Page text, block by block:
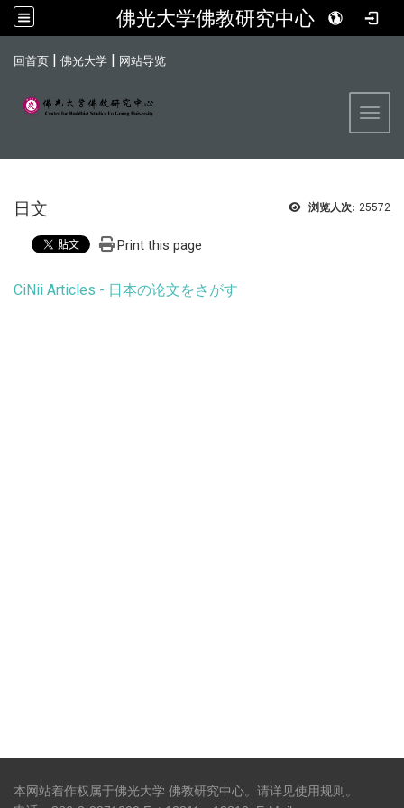
佛光大学佛教研究中心
回首页 | 佛光大学 | 网站导览
浏览人次: 25572
日文
Print this page
CiNii Articles - 日本の论文をさがす
本网站着作权属于佛光大学 佛教研究中心。请详见使用规则 。